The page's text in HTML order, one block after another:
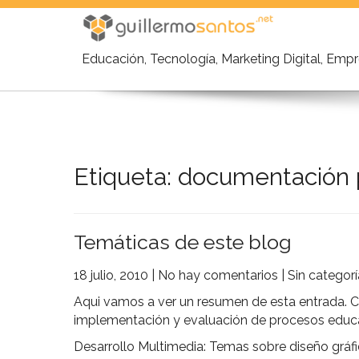
Skip
Educación, Tecnología, Marketing Digital,
Etiqueta: documentación
Temáticas de este blog
18 julio, 2010 No hay comentarios
Sin
Aqui vamos a ver un resumen de esta entrada.
implementación y evaluación de procesos
Desarrollo Multimedia: Temas sobre diseño